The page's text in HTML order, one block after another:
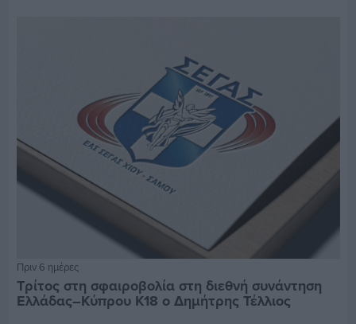
Πριν 6 ημέρες
Τρίτος στη σφαιροβολία στη διεθνή συνάντηση
Ελλάδας–Κύπρου Κ18 ο Δημήτρης Τέλλιος